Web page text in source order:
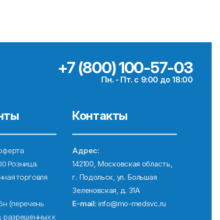
+7 (800) 100-57-03
Пн. - Пт. с 9:00 до 18:00
Розница.
торговля
(перечень
разрешенных к
Контакты
Адрес:
142100, Московская область,
г. Подольск, ул. Большая
Зеленовская, д. 31А
E-mail: info@mo-medsvc.ru